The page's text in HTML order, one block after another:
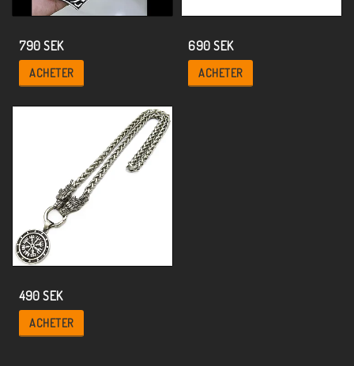
790 SEK
ACHETER
690 SEK
ACHETER
490 SEK
ACHETER